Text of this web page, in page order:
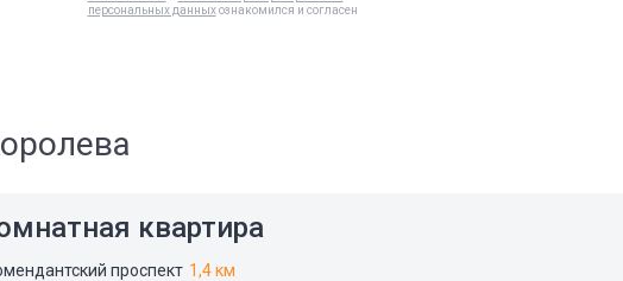
персональных данныхознакомился и согласен
квартира
проспект 1,4 км